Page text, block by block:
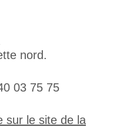
nord.
03 75 75
sur le site de la